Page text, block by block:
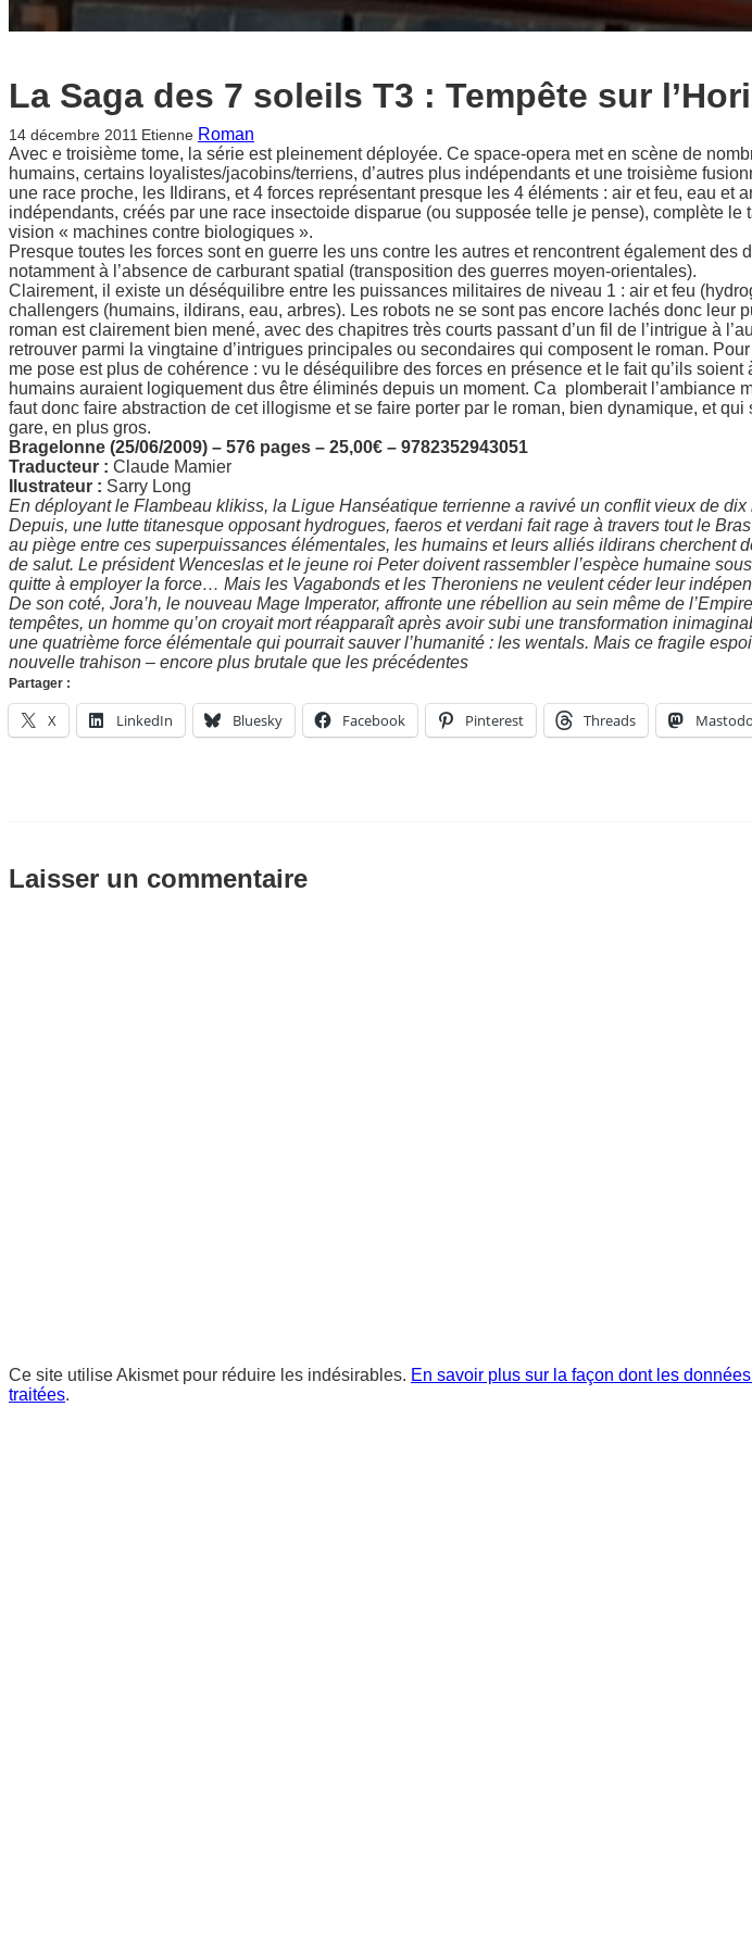
La Saga des 7 soleils T3 : Tempête sur
14 décembre 2011 Etienne Roman
Avec e troisième tome, la série est pleinement déployée. Ce space-opera met en scène de
humains, certains loyalistes/jacobins/terriens, d’autres plus indépendants et une troisième
une race proche, les Ildirans, et 4 forces représentant presque les 4 éléments : air et feu, eau et
indépendants, créés par une race insectoide disparue (ou supposée telle je pense), complète le
vision « machines contre biologiques ».
Presque toutes les forces sont en guerre les uns contre les autres et rencontrent également des
notamment à l’absence de carburant spatial (transposition des guerres moyen-orientales).
Clairement, il existe un déséquilibre entre les puissances militaires de niveau 1 : air et feu
challengers (humains, ildirans, eau, arbres). Les robots ne se sont pas encore lachés donc leur
roman est clairement bien mené, avec des chapitres très courts passant d’un fil de l’intrigue à
retrouver parmi la vingtaine d’intrigues principales ou secondaires qui composent le roman.
me pose est plus de cohérence : vu le déséquilibre des forces en présence et le fait qu’ils soient
humains auraient logiquement dus être éliminés depuis un moment. Ca plomberait l’ambiance
faut donc faire abstraction de cet illogisme et se faire porter par le roman, bien dynamique, et qui
gare, en plus gros.
Bragelonne (25/06/2009) – 576 pages – 25,00€ – 9782352943051
Traducteur : Claude Mamier
Ilustrateur : Sarry Long
En déployant le Flambeau klikiss, la Ligue Hanséatique terrienne a ravivé un conflit vieux de dix
Depuis, une lutte titanesque opposant hydrogues, faeros et verdani fait rage à travers tout le
au piège entre ces superpuissances élémentales, les humains et leurs alliés ildirans cherchent
de salut. Le président Wenceslas et le jeune roi Peter doivent rassembler l’espèce humaine
quitte à employer la force… Mais les Vagabonds et les Theroniens ne veulent céder leur
De son coté, Jora’h, le nouveau Mage Imperator, affronte une rébellion au sein même de
tempêtes, un homme qu’on croyait mort réapparaît après avoir subi une transformation
une quatrième force élémentale qui pourrait sauver l’humanité : les wentals. Mais ce fragile
nouvelle trahison – encore plus brutale que les précédentes
Partager :
X LinkedIn Bluesky Facebook Pinterest Threads
Laisser un commentaire
Ce site utilise Akismet pour réduire les indésirables. En savoir plus sur la façon dont les
traitées.